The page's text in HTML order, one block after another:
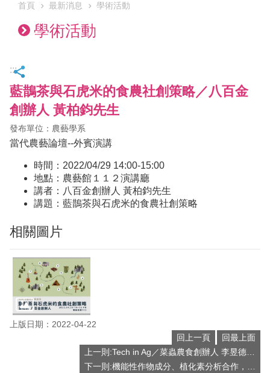
首頁 最新消息 學術活動
學術活動
:::
藍鵲茶與石虎米的食農社創策略／八百金
創辦人 黃柏鈞先生
發布單位：農藝學系
當代農藝論壇--外賓演講
時間：2022/04/29 14:00-15:00
地點：農藝館１１２演講廳
講者：八百金創辦人 黃柏鈞先生
講題：藍鵲茶與石虎米的食農社創策略
相關圖片
上版日期：2022-04-22
回上一頁
回最上面